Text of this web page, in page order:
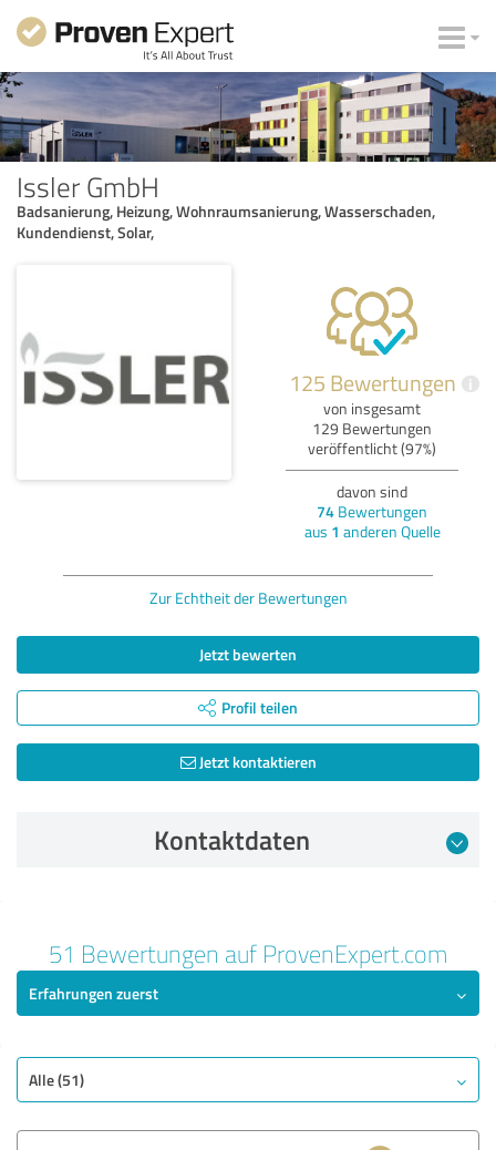
Issler GmbH
Badsanierung, Heizung, Wohnraumsanierung, Wasserschaden,
Kundendienst, Solar,
125 Bewertungen i
von insgesamt
129 Bewertungen
veröffentlicht (97%)
davon sind
74 Bewertungen
aus 1 anderen Quelle
Zur Echtheit der Bewertungen
Jetzt bewerten
Profil teilen
Jetzt kontaktieren
Kontaktdaten
5,00 von 5
Qualität
Leistungen
51 Bewertungen auf ProvenExpert.com
Erfahrungen zuerst
Alle (51)